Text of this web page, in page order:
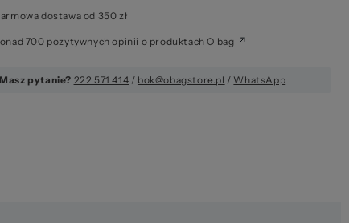
dostawa od 350 zł
700 pozytywnych opinii o produktach O bag
Masz pytanie? 222 571 414 / bok@obagstore.pl / WhatsApp